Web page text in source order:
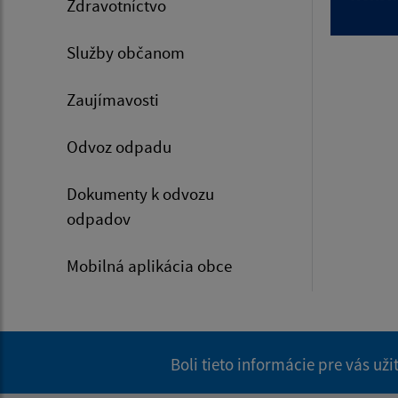
Zdravotníctvo
Služby občanom
Zaujímavosti
Odvoz odpadu
Dokumenty k odvozu
odpadov
Mobilná aplikácia obce
Boli tieto informácie pre vás